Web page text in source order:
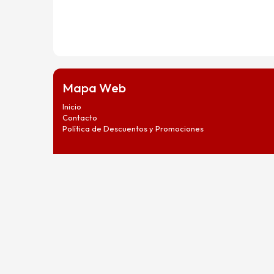
Mapa Web
Inicio
Contacto
Política de Descuentos y Promociones